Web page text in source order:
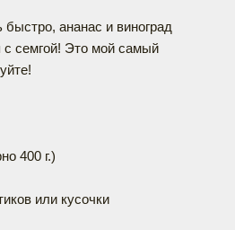
ананас и виноград
с семгой! Это мой самый
400 г.)
или кусочки